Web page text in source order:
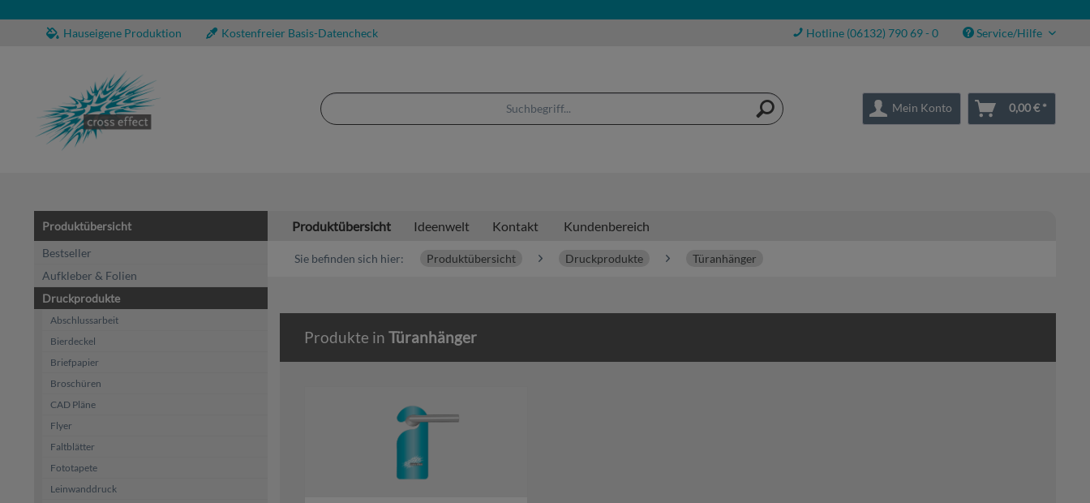
Hauseigene Produktion Kostenfreier Basis-Datencheck Hotline (06132) 790 69 - 0 Service/Hilfe
Mein Konto 0,00 € *
Produktübersicht
Bestseller
Aufkleber & Folien
Druckprodukte
Abschlussarbeit
Bierdeckel
Briefpapier
Broschüren
CAD Pläne
Flyer
Faltblätter
Fototapete
Leinwanddruck
Produktübersicht Ideenwelt Kontakt Kundenbereich
Sie befinden sich hier: Produktübersicht Druckprodukte Türanhänger
Produkte in Türanhänger